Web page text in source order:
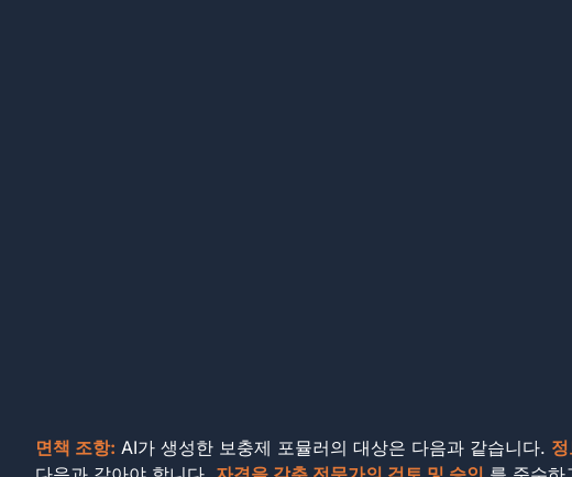
면책 조항: AI가 생성한 보충제 포뮬러의 대상은 다음과 같습니다.